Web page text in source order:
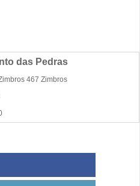
das Pedras
467 Zimbros